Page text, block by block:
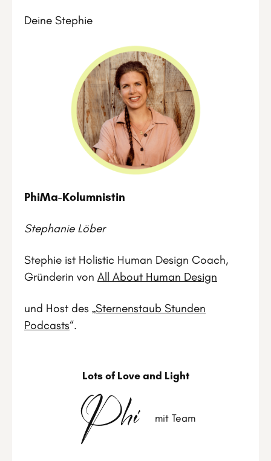
Deine Stephie
PhiMa-Kolumnistin
Stephanie Löber
Stephie ist Holistic Human Design Coach,
Gründerin von All About Human Design
und Host des „Sternenstaub Stunden
Podcasts“.
Lots of Love and Light
Phi mit Team